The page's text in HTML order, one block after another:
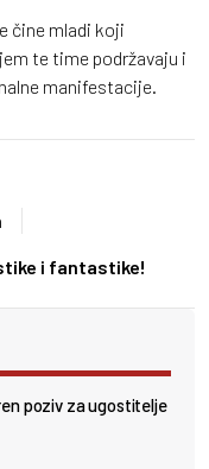
čine mladi koji
te time podržavaju i
manifestacije.
i fantastike!
poziv za ugostitelje